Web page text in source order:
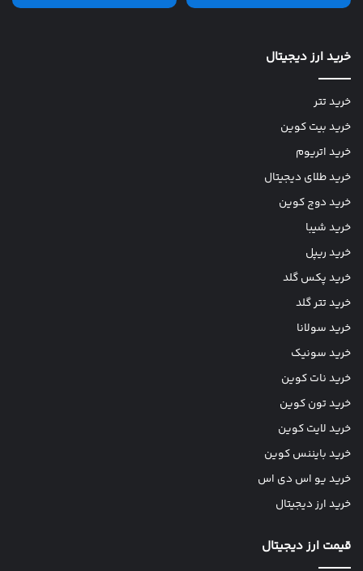
خرید ارز دیجیتال
خرید تتر
خرید بیت کوین
خرید اتریوم
خرید طلای دیجیتال
خرید دوج کوین
خرید شیبا
خرید ریپل
خرید پکس گلد
خرید تتر گلد
خرید سولانا
خرید سونیک
خرید نات کوین
خرید تون کوین
خرید لایت کوین
خرید بایننس کوین
خرید یو اس دی اس
خرید ارز دیجیتال
قیمت ارز دیجیتال